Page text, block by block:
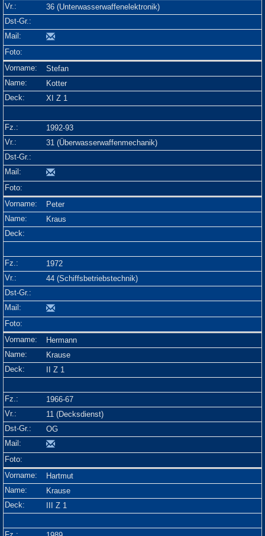
36 (Unterwasserwaffenelektronik)
Stefan
Kotter
XI Z 1
1992-93
31 (Überwasserwaffenmechanik)
Peter
Kraus
1972
44 (Schiffsbetriebstechnik)
Hermann
Krause
II Z 1
1966-67
11 (Decksdienst)
OG
Hartmut
Krause
III Z 1